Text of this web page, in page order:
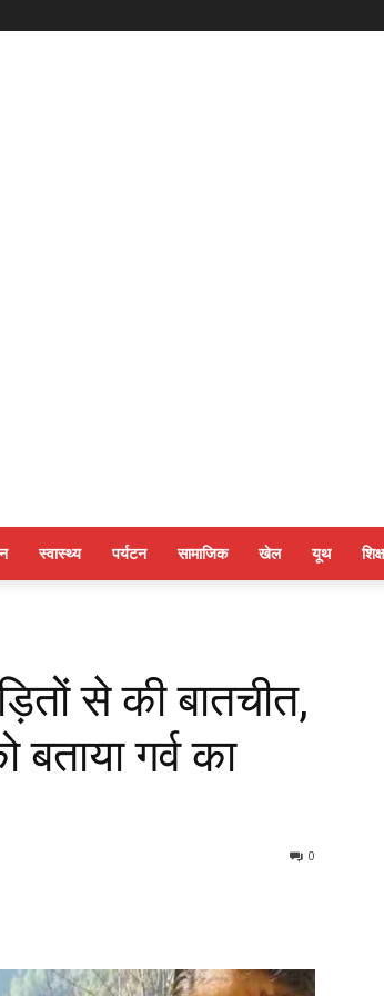
स्वास्थ्य पर्यटन सामाजिक खेल यूथ
से की बातचीत,
बताया गर्व का
0